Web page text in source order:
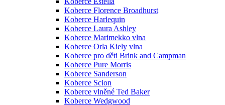
Koberce Florence Broadhurst
Koberce Harlequin
Koberce Laura Ashley
Koberce Marimekko vlna
Koberce Orla Kiely vlna
Koberce pro děti Brink and Campman
Koberce Pure Morris
Koberce Sanderson
Koberce Scion
Koberce vlněné Ted Baker
Koberce Wedgwood